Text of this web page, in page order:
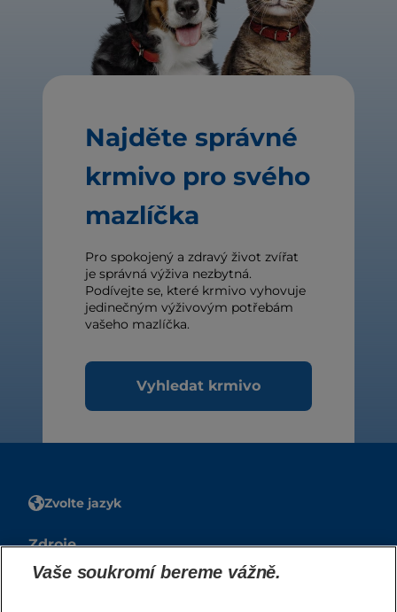
Najděte správné
krmivo pro svého
mazlíčka
Pro spokojený a zdravý život zvířat
je správná výživa nezbytná.
Podívejte se, které krmivo vyhovuje
jedinečným výživovým potřebám
vašeho mazlíčka.
Vyhledat krmivo
Zvolte jazyk
Zdroje
Kontaktujte nás
Vaše soukromí bereme vážně.